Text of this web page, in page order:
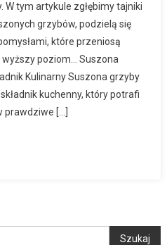
W tym artykule zgłębimy tajniki
grzybów, podzielą się
które przeniosą
poziom… Suszona
Kulinarny Suszona grzyby
kuchenny, który potrafi
prawdziwe […]
Szukaj